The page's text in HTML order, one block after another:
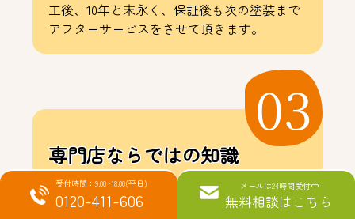
工後、10年と末永く、保証後も次の塗装まで
アフターサービスをさせて頂きます。
専門店ならではの知識
で選ばれる
03
受付時間：9:00~18:00(平日)
0120-411-606
メールは24時間受付中
無料相談はこちら